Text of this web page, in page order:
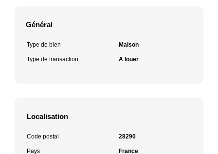
Général
Type de bien Maison
Type de transaction A louer
Localisation
Code postal 28290
Pays France